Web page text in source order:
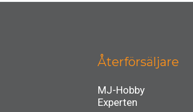
Återförsäljare
MJ-Hobby
Experten